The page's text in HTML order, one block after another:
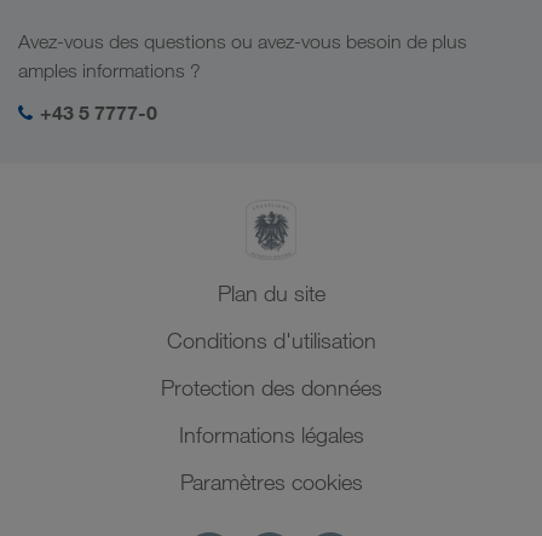
Management SHEQ
Avez-vous des questions ou avez-vous besoin de plus
amples informations ?
+43 5 7777-0
Plan du site
Conditions d'utilisation
Protection des données
Informations légales
Paramètres cookies